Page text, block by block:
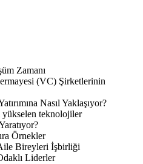
Zamanı
(VC) Şirketlerinin
Nasıl Yaklaşıyor?
teknolojiler
Örnekler
Bireyleri İşbirliği
Liderler